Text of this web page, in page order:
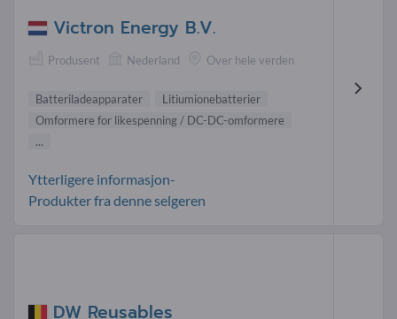
Victron Energy B.V.
Produsent Nederland Over hele verden
Batteriladeapparater
Litiumionebatterier
Omformere for likespenning / DC-DC-omformere
...
Ytterligere informasjon-
Produkter fra denne selgeren
DW Reusables